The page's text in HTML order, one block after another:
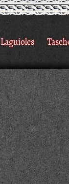
Laguioles